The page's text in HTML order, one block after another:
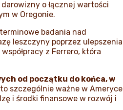
o łącznej wartości
w Oregonie.
badania nad
leszczyny poprzez ulepszenia
z Ferrero, która
od początku do końca, w
szczególnie ważne w Ameryce
i środki finansowe w rozwój i